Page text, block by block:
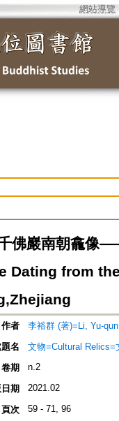
網站導覽
佛巖南朝龕像
Dating from
作者
李裕群 (著)=Li, Yu-
名
文物=Cultural Relics=
卷期
n.2
期 2021.02
頁次 59 - 71, 96